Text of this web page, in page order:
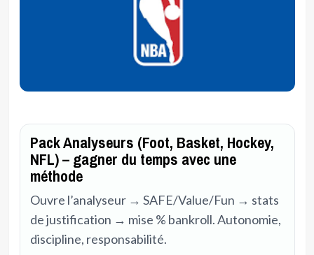
Pack Analyseurs (Foot, Basket, Hockey,
NFL) – gagner du temps avec une
méthode
Ouvre l’analyseur → SAFE/Value/Fun → stats
de justification → mise % bankroll. Autonomie,
discipline, responsabilité.